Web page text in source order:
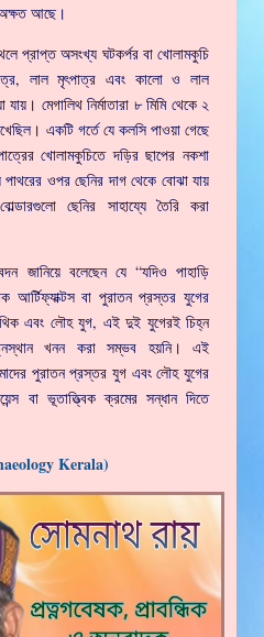
অক্ষত আছে।
প্রাপ্ত অসংখ্য ঘটকর্পর বা খোলামকুচি
লাল মৃৎপাত্র এবং কালো ও লাল
মেগালিথ নির্মাতারা ৮ মিমি থেকে ২
একটি গর্তে যে কলসি পাওয়া গেছে
খোলামকুচিতে দড়ির ছাপের নকশা
ওপর ছেনির দাগ থেকে বোঝা যায়
ছেনির সাহায্যে তৈরি করা
জানিয়ে বলেছেন যে “যদিও পাহাড়ি
আর্টিফ্যাক্টস বা পুরাতন প্রস্তর যুগের
এবং লৌহ যুগ, এই দুই যুগেরই চিহ্ন
খনন করা সম্ভব হয়নি। এই
পুরাতন প্রস্তর যুগ এবং লৌহ যুগের
বা ভূতাত্ত্বিক ক্রমের সন্ধান দিতে
Kerala)